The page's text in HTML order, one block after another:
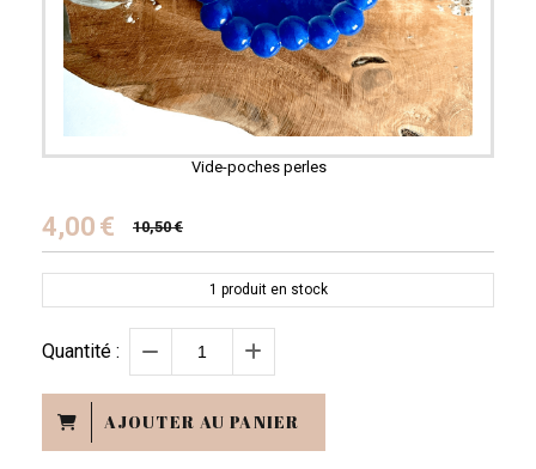
Vide-poches perles
4,00 € 10,50€
1 produit en stock
Quantité :
AJOUTER AU PANIER